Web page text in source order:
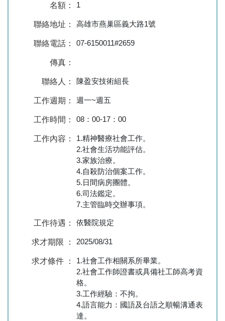
名額： 1
聯絡地址： 高雄市燕巢區義大路1號
聯絡電話： 07-6150011#2659
傳真：
聯絡人： 陳盈安技術組長
工作週期： 週一~週五
工作時間： 08：00-17：00
工作內容：
1.精神醫療社會工作。
2.社會生活功能評估。
3.家族治療。
4.自殺防治個案工作。
5.日間病房團體。
6.司法鑑定。
7.主管臨時交辦事項。
工作待遇： 依醫院規定
求才期限 ： 2025/08/31
求才條件 ：
1.社會工作相關系所畢業。
2.社會工作師證書或具備社工師高考資
格。
3.工作經驗：不拘。
4.語言能力：國語及台語之順暢溝通表
達。